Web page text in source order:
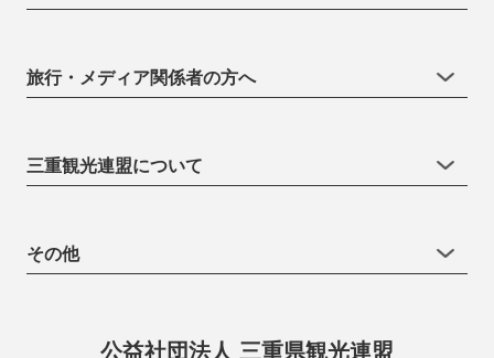
旅行・メディア関係者の方へ
三重観光連盟について
その他
公益社団法人 三重県観光連盟